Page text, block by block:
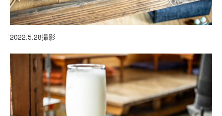
2022.5.28撮影